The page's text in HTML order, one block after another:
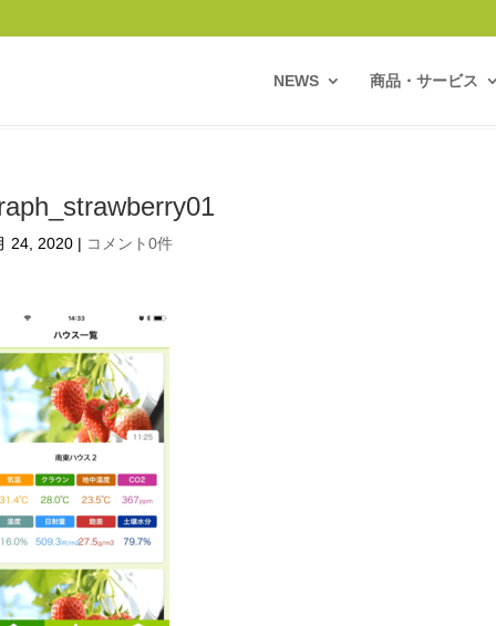
NEWS 商品・サービス
24, 2020 | コメント0件